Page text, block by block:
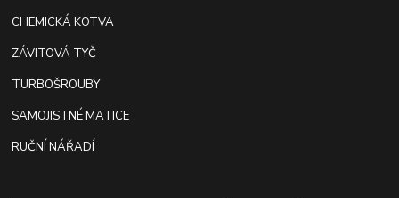
CHEMICKÁ KOTVA
ZÁVITOVÁ TYČ
TURBOŠROUBY
SAMOJISTNÉ MATICE
RUČNÍ NÁŘADÍ